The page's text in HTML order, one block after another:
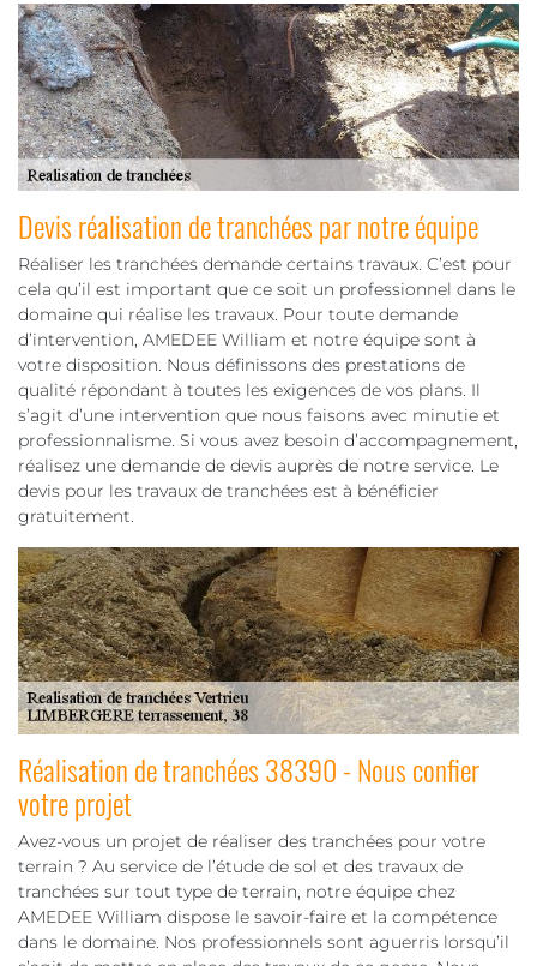
Devis réalisation de tranchées par notre équipe
Réaliser les tranchées demande certains travaux. C’est pour
cela qu’il est important que ce soit un professionnel dans le
domaine qui réalise les travaux. Pour toute demande
d’intervention, AMEDEE William et notre équipe sont à
votre disposition. Nous définissons des prestations de
qualité répondant à toutes les exigences de vos plans. Il
s’agit d’une intervention que nous faisons avec minutie et
professionnalisme. Si vous avez besoin d’accompagnement,
réalisez une demande de devis auprès de notre service. Le
devis pour les travaux de tranchées est à bénéficier
gratuitement.
Réalisation de tranchées 38390 - Nous confier
votre projet
Avez-vous un projet de réaliser des tranchées pour votre
terrain ? Au service de l’étude de sol et des travaux de
tranchées sur tout type de terrain, notre équipe chez
AMEDEE William dispose le savoir-faire et la compétence
dans le domaine. Nos professionnels sont aguerris lorsqu’il